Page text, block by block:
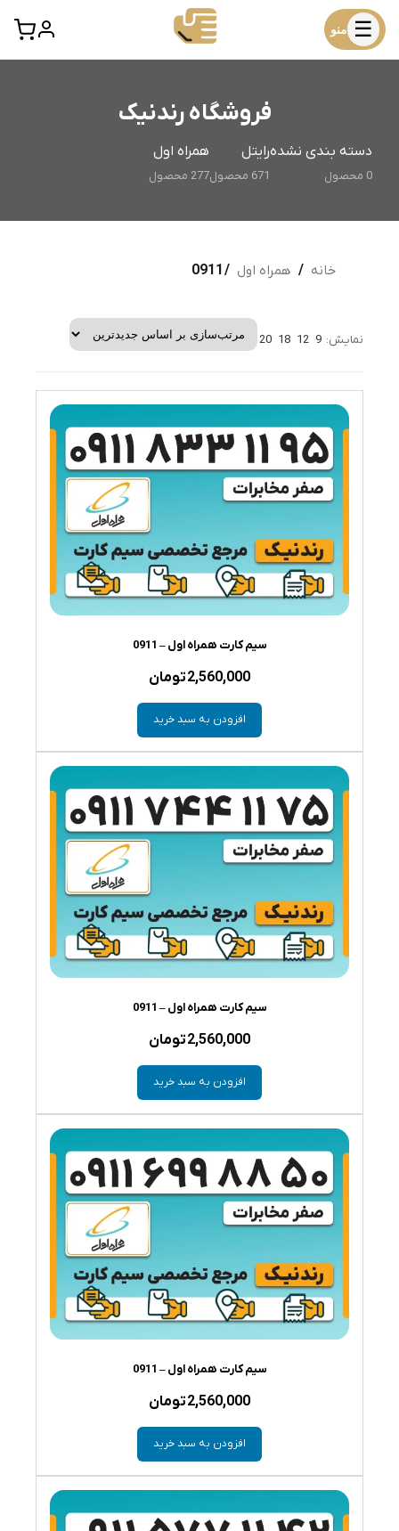
☰ منو
فروشگاه رندنیک
دسته بندی نشده
0 محصول
رایتل
671 محصول
همراه اول
277 محصول
خانه / همراه اول / 0911
نمایش: 9
12
18
20
سیم کارت همراه اول – 0911
2,560,000تومان
افزودن به سبد خرید
سیم کارت همراه اول – 0911
2,560,000تومان
افزودن به سبد خرید
سیم کارت همراه اول – 0911
2,560,000تومان
افزودن به سبد خرید